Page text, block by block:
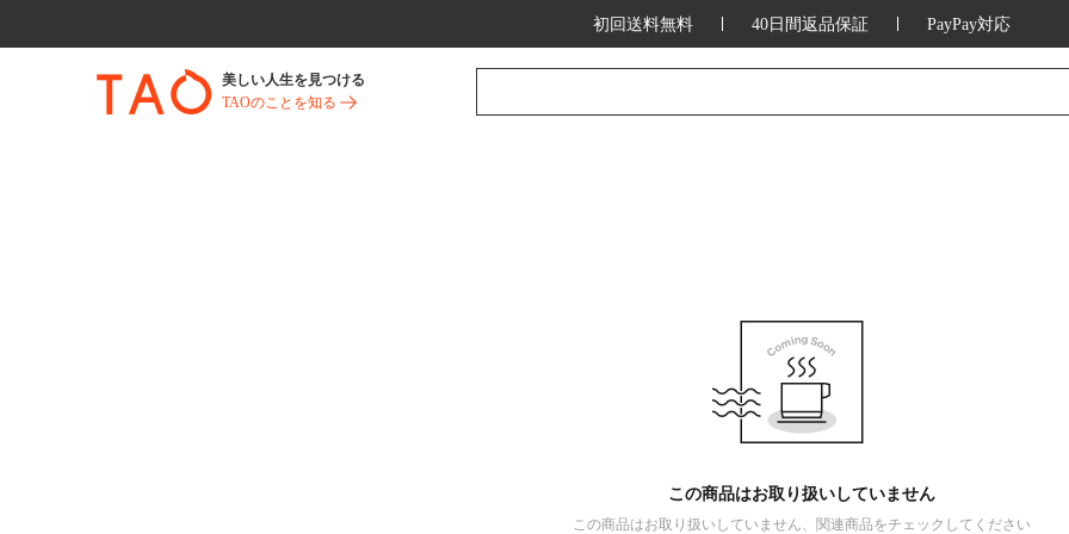
初回送料無料 40日間返品保証 PayPay対応
美しい人生を見つける
TAOのことを知る
この商品はお取り扱いしていません
この商品はお取り扱いしていません、関連商品をチェックしてください